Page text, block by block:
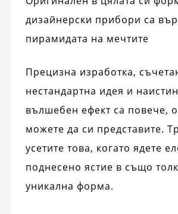
дизайнерски прибори са
пирамидата на мечтите
Прецизна изработка,
нестандартна идея и
вълшебен ефект са повече,
можете да си представите.
усетите това, когато ядете
поднесено ястие в също
уникална форма.